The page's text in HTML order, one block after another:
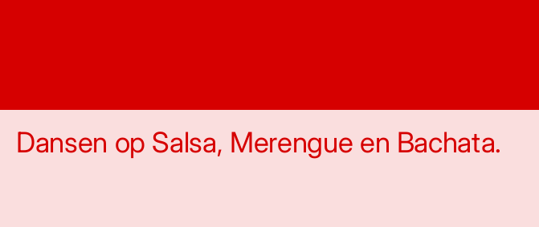
Dansen op Salsa, Merengue en Bachata.